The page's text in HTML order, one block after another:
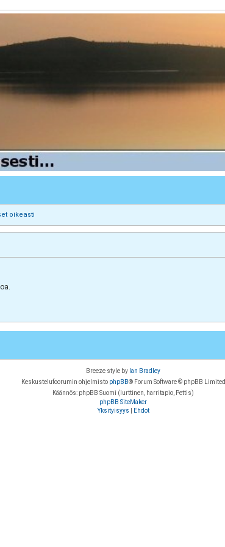
oikeasti
Breeze style by Ian Bradley
Keskustelufoorumin ohjelmisto phpBB® Forum Software © phpBB Limited
Käännös: phpBB Suomi (lurttinen, harritapio, Pettis)
phpBB SiteMaker
Yksityisyys
Ehdot